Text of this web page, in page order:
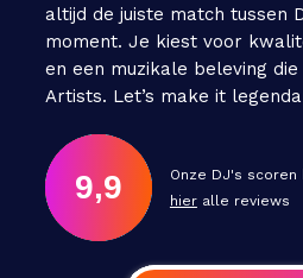
altijd de juiste match tussen
moment. Je kiest voor
en een muzikale beleving
Artists. Let’s make it
9,9
Onze DJ's
hieralle reviews